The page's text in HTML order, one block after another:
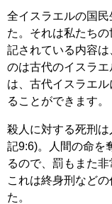
全イスラエルの国
た。それは私たち
記されている内容
のは古代のイスラ
は、古代イスラエ
ることができます。
殺人に対する死刑
記9:6)。人間の命を
るので、罰もまた非
これは終身刑など
た。